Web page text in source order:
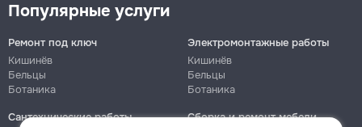
Популярные услуги
Ремонт под ключ
Кишинёв
Бельцы
Ботаника
Электромонтажные работы
Кишинёв
Бельцы
Ботаника
Сантехнические работы
Сборка и ремонт мебели